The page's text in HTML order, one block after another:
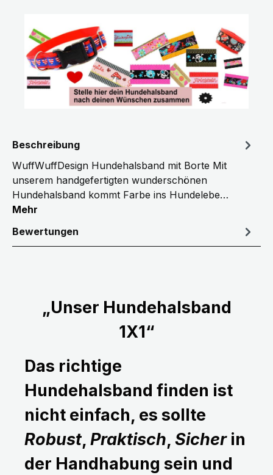
Beschreibung
WuffWuffDesign Hundehalsband mit Borte Mit
unserem handgefertigten wunderschönen
Hundehalsband kommt Farbe ins Hundelebe…
Mehr
Bewertungen
„Unser Hundehalsband
1X1“
Das richtige
Hundehalsband finden ist
nicht einfach, es sollte
Robust, Praktisch, Sicherin
der Handhabung sein und